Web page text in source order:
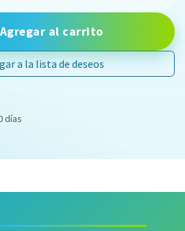
Agregar al carrito
a la lista de deseos
días